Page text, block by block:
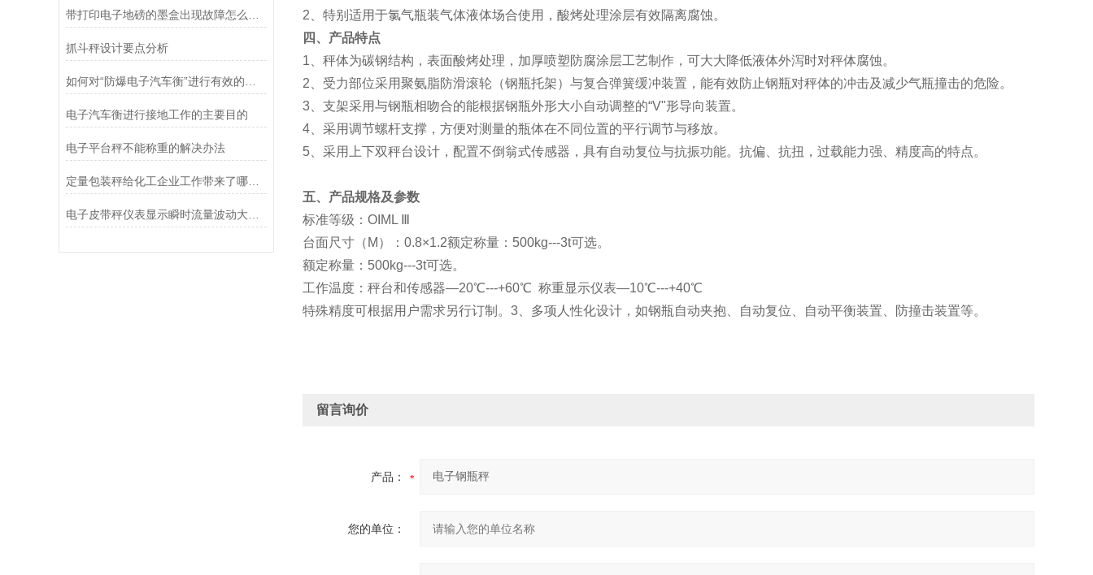
抓斗秤设计要点分析
电子汽车衡进行接地工作的主要目的
电子平台秤不能称重的解决办法
定量包装秤给化工企业工作带来了哪些便利？
2、特别适用于氯气瓶装气体液体场合使用，酸烤处理涂层有效隔离腐蚀。
四、产品特点
1、秤体为碳钢结构，表面酸烤处理，加厚喷塑防腐涂层工艺制作，可大大降低液体外泻时对秤体腐蚀。
2、受力部位采用聚氨脂防滑滚轮（钢瓶托架）与复合弹簧缓冲装置，能有效防止钢瓶对秤体的冲击及减少气瓶撞击的危险。
3、支架采用与钢瓶相吻合的能根据钢瓶外形大小自动调整的“V"形导向装置。
4、采用调节螺杆支撑，方便对测量的瓶体在不同位置的平行调节与移放。
5、采用上下双秤台设计，配置不倒翁式传感器，具有自动复位与抗振功能。抗偏、抗扭，过载能力强、精度高的特点。
五、产品规格及参数
标准等级：OIML Ⅲ
台面尺寸（M）：0.8×1.2额定称量：500kg---3t可选。
额定称量：500kg---3t可选。
工作温度：秤台和传感器—20℃---+60℃ 称重显示仪表—10℃---+40℃
特殊精度可根据用户需求另行订制。3、多项人性化设计，如钢瓶自动夹抱、自动复位、自动平衡装置、防撞击装置等。
留言询价
产品：
您的单位：